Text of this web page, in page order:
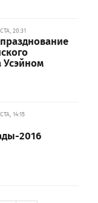
20:31
14:15
2016